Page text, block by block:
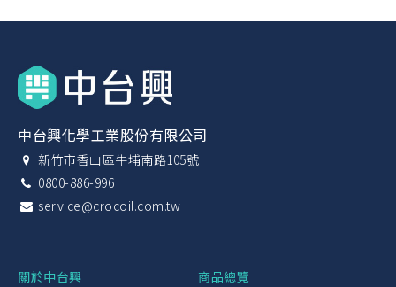
中台興化學工業股份有限公司
新竹市香山區牛埔南路105號
0800-886-996
service@crocoil.com.tw
關於中台興
商品總覽